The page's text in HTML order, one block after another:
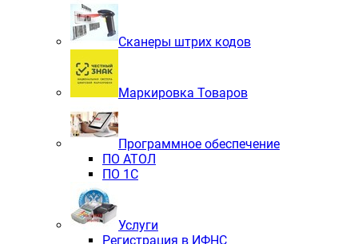
Сканеры штрих кодов
Маркировка Товаров
Программное обеспечение
ПО АТОЛ
ПО 1С
Услуги
Регистрация в ИФНС